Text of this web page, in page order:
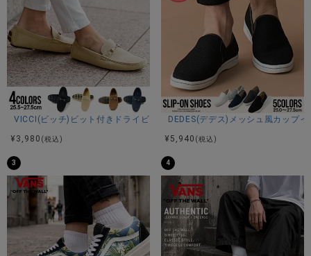
カジュアルからフォーマルまで幅広いコーディネートに活躍
するアイテムです。
※モデル画像は照明などの影響により実際の商品と異なる場合
がございます。
サイズ(cm)
10)
M(26.0-26.5cm)：高さ21ソール高さ6全長29幅(最短6/最長
11)
L(27.0-27.5cm)：高さ22ソール高さ6全長30幅(最短6/最長
11)
VICCI(ビッチ)ビット付きドライビングシューズ/全4色
¥ 3,980 (税込)
DEDES(デデス)メッシュ風カップ
¥ 5,940 (税込)
3 4